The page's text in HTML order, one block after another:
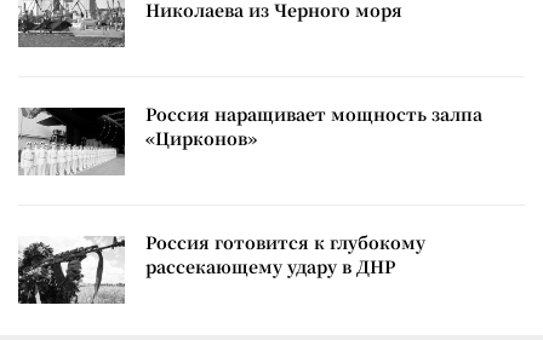
Николаева из Черного моря
Россия наращивает мощность залпа
«Цирконов»
Россия готовится к глубокому
рассекающему удару в ДНР